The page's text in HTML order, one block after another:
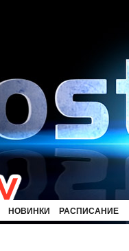
НОВИНКИ РАСПИСАНИЕ